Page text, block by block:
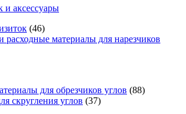
и аксессуары
(46)
расходные материалы для нарезчиков
для обрезчиков углов (88)
скругления углов (37)